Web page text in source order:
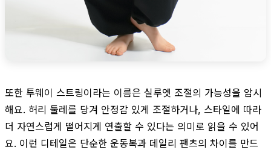
또한 투웨이 스트링이라는 이름은 실루엣 조절의 가능성을 암시
해요. 허리 둘레를 당겨 안정감 있게 조절하거나, 스타일에 따라
더 자연스럽게 떨어지게 연출할 수 있다는 의미로 읽을 수 있어
요. 이런 디테일은 단순한 운동복과 데일리 팬츠의 차이를 만드